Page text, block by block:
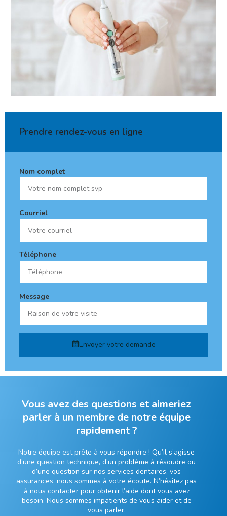
Prendre rendez-vous en ligne
Nom complet
Courriel
Téléphone
Message
Envoyer votre demande
Vous avez des questions et aimeriez
parler à un membre de notre équipe
rapidement ?
Notre équipe est prête à vous répondre ! Qu’il s’agisse
d’une question technique, d’un problème à résoudre ou
d’une question sur nos services dentaires, vos
assurances, nous sommes à votre écoute. N’hésitez pas
à nous contacter pour obtenir l’aide dont vous avez
besoin. Nous sommes impatients de vous aider et de
vous parler.